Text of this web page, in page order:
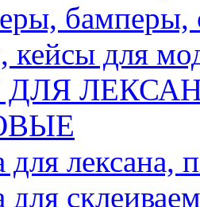
бамперы,
кейсы для
ДЛЯ
для лексана,
для